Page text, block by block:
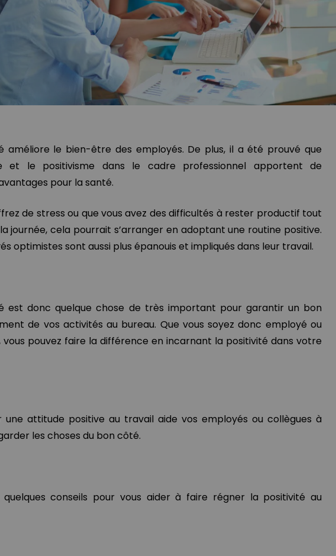
améliore le bien-être des employés. De plus, il a été prouvé que
et le positivisme dans le cadre professionnel apportent de
pour la santé.
de stress ou que vous avez des difficultés à rester productif tout
journée, cela pourrait s’arranger en adoptant une routine positive.
optimistes sont aussi plus épanouis et impliqués dans leur travail.
est donc quelque chose de très important pour garantir un bon
de vos activités au bureau. Que vous soyez donc employé ou
vous pouvez faire la différence en incarnant la positivité dans votre
une attitude positive au travail aide vos employés ou collègues à
les choses du bon côté.
quelques conseils pour vous aider à faire régner la positivité au